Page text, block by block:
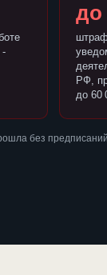
-
до
РФ,
до 60
без